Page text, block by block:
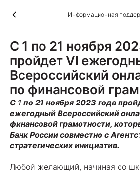
Информационная
С 1 по 21 ноября
пройдет VI
Всероссийский
по финансовой
С 1 по 21 ноября 2023 года
ежегодный Всероссийский
финансовой грамотности,
Банк России совместно с
стратегических инициатив.
Любой желающий, начиная со